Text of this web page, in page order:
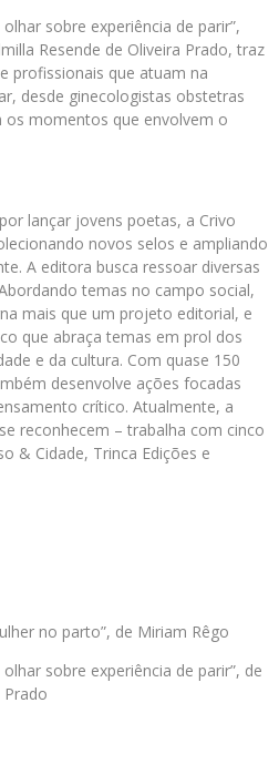
sobre experiência de parir”,
Resende de Oliveira Prado, traz
profissionais que atuam na
desde ginecologistas obstetras
momentos que envolvem o
lançar jovens poetas, a Crivo
novos selos e ampliando
A editora busca ressoar diversas
temas no campo social,
mais que um projeto editorial, e
que abraça temas em prol dos
e da cultura. Com quase 150
desenvolve ações focadas
crítico. Atualmente, a
reconhecem – trabalha com cinco
& Cidade, Trinca Edições e
no parto”, de Miriam Rêgo
sobre experiência de parir”, de
Prado